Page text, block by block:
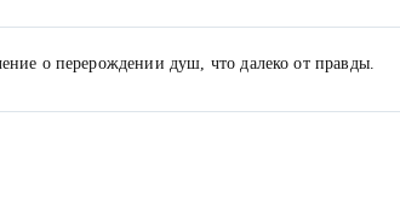
о перерождении душ, что далеко от правды.